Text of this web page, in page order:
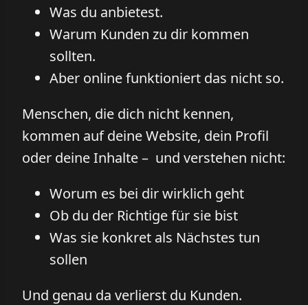
Was du anbietest.
Warum Kunden zu dir kommen
sollten.
Aber online funktioniert das nicht so.
Menschen, die dich nicht kennen,
kommen auf deine Website, dein Profil
oder deine Inhalte – und verstehen nicht:
Worum es bei dir wirklich geht
Ob du der Richtige für sie bist
Was sie konkret als Nächstes tun
sollen
Und genau da verlierst du Kunden.